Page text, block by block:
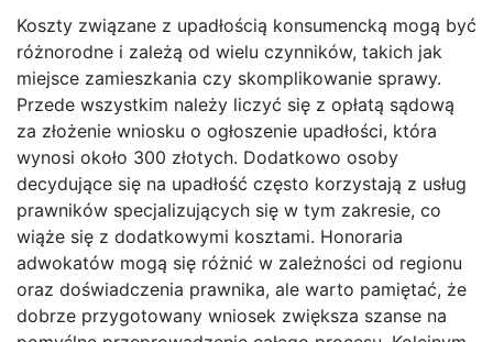
Koszty związane z upadłością konsumencką mogą być
różnorodne i zależą od wielu czynników, takich jak
miejsce zamieszkania czy skomplikowanie sprawy.
Przede wszystkim należy liczyć się z opłatą sądową
za złożenie wniosku o ogłoszenie upadłości, która
wynosi około 300 złotych. Dodatkowo osoby
decydujące się na upadłość często korzystają z usług
prawników specjalizujących się w tym zakresie, co
wiąże się z dodatkowymi kosztami. Honoraria
adwokatów mogą się różnić w zależności od regionu
oraz doświadczenia prawnika, ale warto pamiętać, że
dobrze przygotowany wniosek zwiększa szanse na